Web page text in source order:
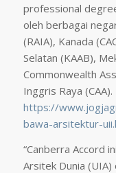
professional
oleh berbagai
(RAIA), Kanada
Selatan (KAAB),
Commonwealth
Inggris Raya (CAA).
https://
bawa-arsitektur-
“Canberra Accord
Arsitek Dunia (UIA)